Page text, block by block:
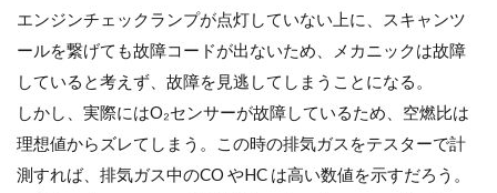
エンジンチェックランプが点灯していない上に、スキャンツ
ールを繋げても故障コードが出ないため、メカニックは故障
していると考えず、故障を見逃してしまうことになる。
しかし、実際にはO₂センサーが故障しているため、空燃比は
理想値からズレてしまう。この時の排気ガスをテスターで計
測すれば、排気ガス中のCO やHC は高い数値を示すだろう。